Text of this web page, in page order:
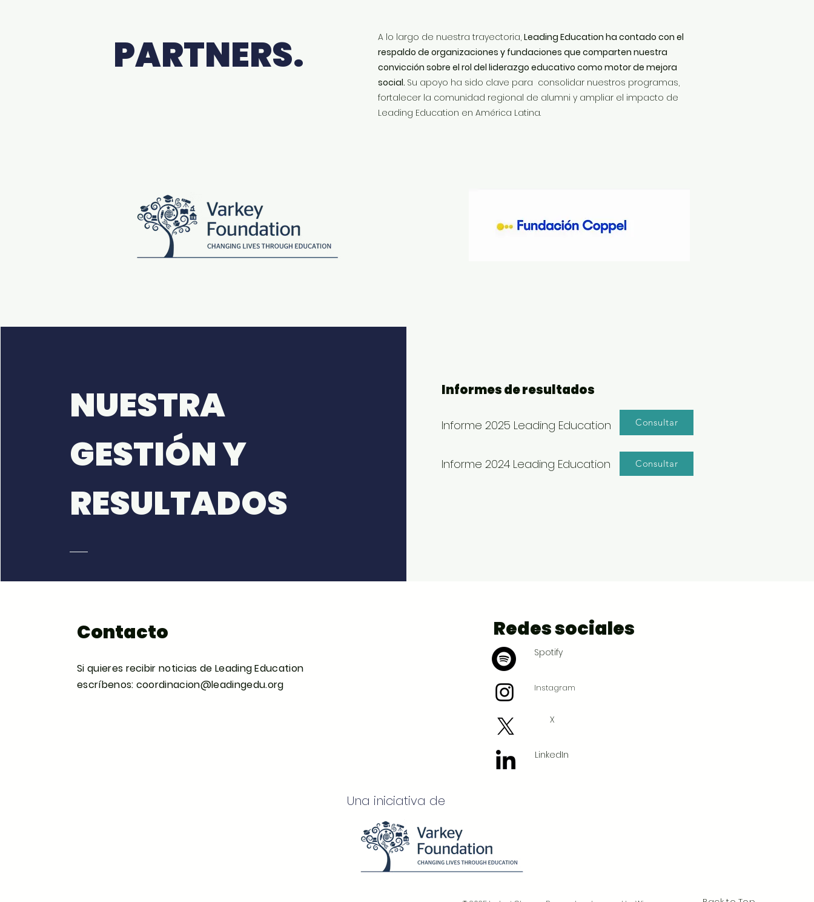
PARTNERS. A lo largo de nuestra trayectoria, Leading Education ha contado con el
respaldo de organizaciones y fundaciones que comparten nuestra
convicción sobre el rol del liderazgo educativo como motor de mejora
social. Su apoyo ha sido clave para consolidar nuestros programas,
fortalecer la comunidad regional de alumni y ampliar el impacto de
Leading Education en América Latina.
NUESTRA
GESTIÓN Y
RESULTADOS
Informes de resultados
Informe 2025 Leading Education
Informe 2024 Leading Education
Consultar
Consultar
Contacto
Si quieres recibir noticias de Leading Education
escríbenos: coordinacion@leadingedu.org
Redes sociales
Spotify
Instagram
X
LinkedIn
Una iniciativa de